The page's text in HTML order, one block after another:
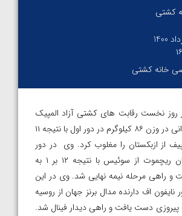
کشتی
خانه کشتی
روز نخست رقابت های کشتی آزاد المپیک
توکیو، حسن یزدانی در وزن ۸۶ کیلوگرم در دور اول با نتیجه ۱۱
شاپیف از ازبکستان را مغلوب کرد. وی در دور
دوم مقابل استفان ریچموت از سوئیس با نتیجه ۱۲ بر ۱ به
و راهی مرحله نیمه نهایی شد. وی در این
نایفون اف دارنده مدال برنز جهان از روسیه
۷ بر ۱ به پیروزی دست یافت و راهی دیدار فینال شد.